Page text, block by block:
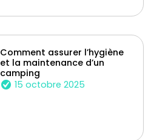
Comment assurer l’hygiène
et la maintenance d’un
camping
15 octobre 2025